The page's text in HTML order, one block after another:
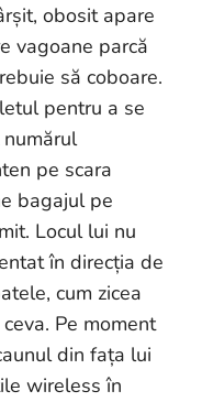
obosit apare
vagoane parcă
să coboare.
pentru a se
pe scara
bagajul pe
Locul lui nu
în direcția de
cum zicea
Pe moment
din fața lui
wireless în